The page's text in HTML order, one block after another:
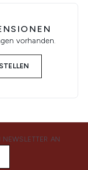
vorhanden.
AN